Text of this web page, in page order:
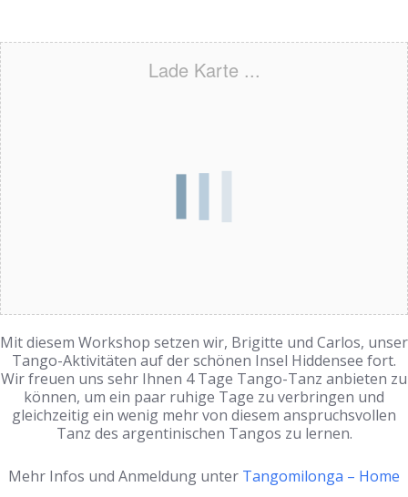
Lade Karte ...
Mit diesem Workshop setzen wir, Brigitte und Carlos, unser
Tango-Aktivitäten auf der schönen Insel Hiddensee fort.
Wir freuen uns sehr Ihnen 4 Tage Tango-Tanz anbieten zu
können, um ein paar ruhige Tage zu verbringen und
gleichzeitig ein wenig mehr von diesem anspruchsvollen
Tanz des argentinischen Tangos zu lernen.
Mehr Infos und Anmeldung unter Tangomilonga – Home